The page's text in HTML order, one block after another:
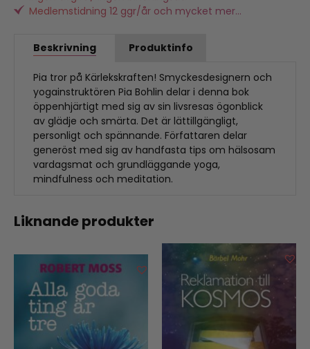
Medlemstidning 12 ggr/år och mycket mer...
Beskrivning Produktinfo
Pia tror på Kärlekskraften! Smyckesdesignern och
yogainstruktören Pia Bohlin delar i denna bok
öppenhjärtigt med sig av sin livsresas ögonblick
av glädje och smärta. Det är lättillgängligt,
personligt och spännande. Författaren delar
generöst med sig av handfasta tips om hälsosam
vardagsmat och grundläggande yoga,
mindfulness och meditation.
Liknande produkter